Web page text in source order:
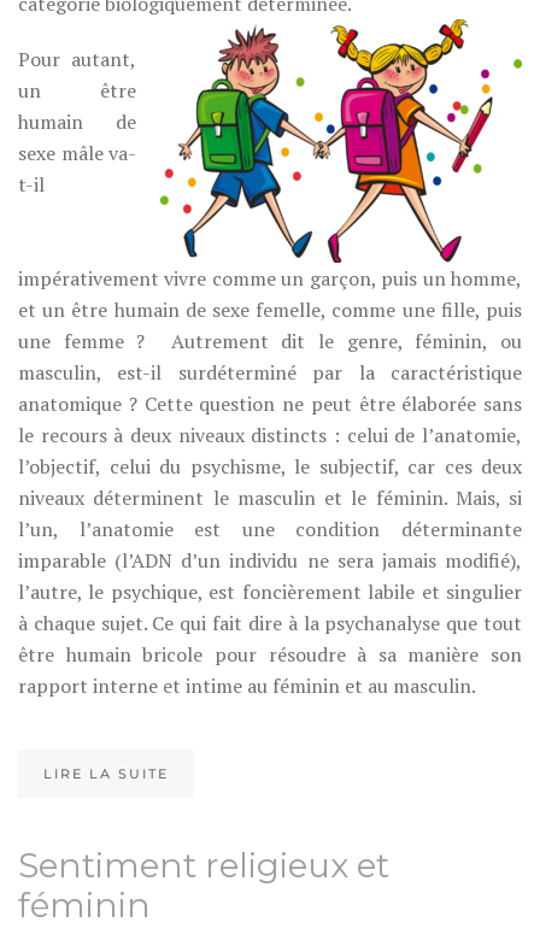
Pour autant,
un être
humain de
sexe mâle va-
t-il
impérativement vivre comme un garçon, puis un homme,
et un être humain de sexe femelle, comme une fille, puis
une femme ? Autrement dit le genre, féminin, ou
masculin, est-il surdéterminé par la caractéristique
anatomique ? Cette question ne peut être élaborée sans
le recours à deux niveaux distincts : celui de l’anatomie,
l’objectif, celui du psychisme, le subjectif, car ces deux
niveaux déterminent le masculin et le féminin. Mais, si
l’un, l’anatomie est une condition déterminante
imparable (l’ADN d’un individu ne sera jamais modifié),
l’autre, le psychique, est foncièrement labile et singulier
à chaque sujet. Ce qui fait dire à la psychanalyse que tout
être humain bricole pour résoudre à sa manière son
rapport interne et intime au féminin et au masculin.
LIRE LA SUITE
Sentiment religieux et
féminin